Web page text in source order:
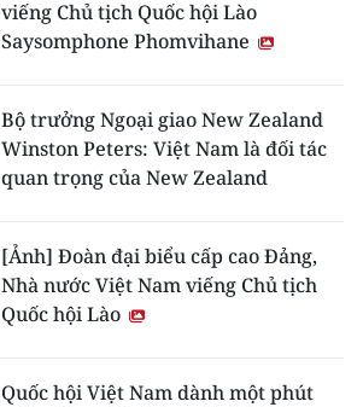
viếng Chủ tịch Quốc hội Lào
Saysomphone Phomvihane
Bộ trưởng Ngoại giao New Zealand
Winston Peters: Việt Nam là đối tác
quan trọng của New Zealand
[Ảnh] Đoàn đại biểu cấp cao Đảng,
Nhà nước Việt Nam viếng Chủ tịch
Quốc hội Lào
Quốc hội Việt Nam dành một phút